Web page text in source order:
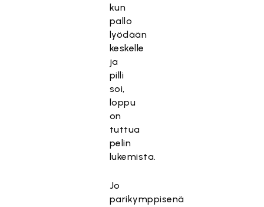
kun
pallo
lyödään
keskelle
ja
pilli
soi,
loppu
on
tuttua
pelin
lukemista.
Jo
parikymppisenä